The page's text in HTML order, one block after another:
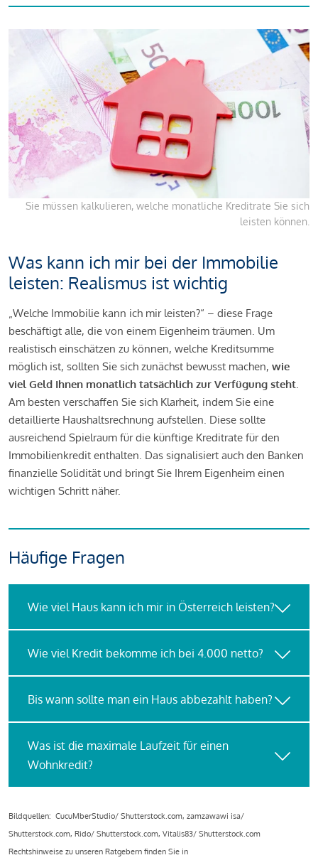
Sie müssen kalkulieren, welche monatliche Kreditrate Sie sich
leisten können.
Was kann ich mir bei der Immobilie
leisten: Realismus ist wichtig
„Welche Immobilie kann ich mir leisten?“ – diese Frage
beschäftigt alle, die von einem Eigenheim träumen. Um
realistisch einschätzen zu können, welche Kreditsumme
möglich ist, sollten Sie sich zunächst bewusst machen, wie
viel Geld Ihnen monatlich tatsächlich zur Verfügung steht.
Am besten verschaffen Sie sich Klarheit, indem Sie eine
detaillierte Haushaltsrechnung aufstellen. Diese sollte
ausreichend Spielraum für die künftige Kreditrate für den
Immobilienkredit enthalten. Das signalisiert auch den Banken
finanzielle Solidität und bringt Sie Ihrem Eigenheim einen
wichtigen Schritt näher.
Häufige Fragen
Wie viel Haus kann ich mir in Österreich leisten?
Wie viel Kredit bekomme ich bei 4.000 netto?
Bis wann sollte man ein Haus abbezahlt haben?
Was ist die maximale Laufzeit für einen
Wohnkredit?
Bildquellen: CucuMberStudio/ Shutterstock.com, zamzawawi isa/
Shutterstock.com, Rido/ Shutterstock.com, Vitalis83/ Shutterstock.com
Rechtshinweise zu unseren Ratgebern finden Sie in